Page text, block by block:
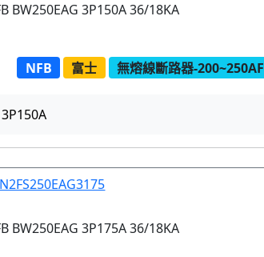
BW250EAG 3P150A 36/18KA
NFB 富士 無熔線斷路器-200~250AF
N2FS250EAG3175
BW250EAG 3P175A 36/18KA